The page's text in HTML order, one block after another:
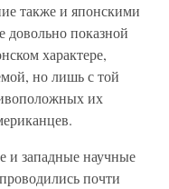
также и японскими
довольно показной
характере,
но лишь с той
их
и западные научные
почти